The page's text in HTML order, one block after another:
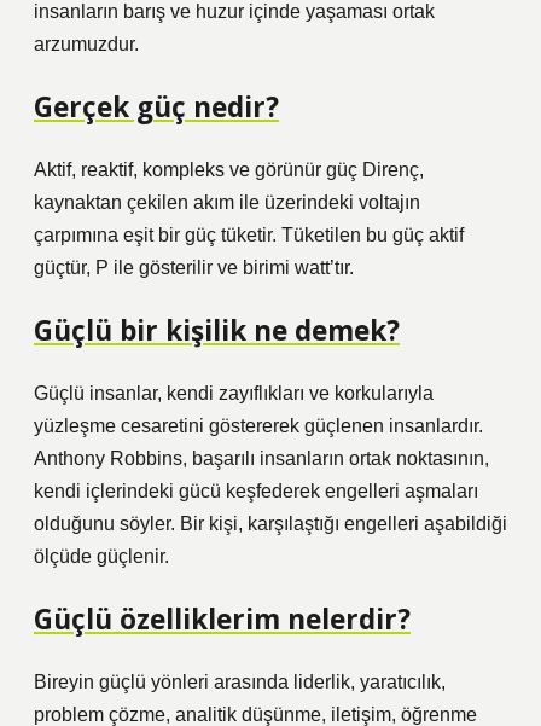
insanların barış ve huzur içinde yaşaması ortak
arzumuzdur.
Gerçek güç nedir?
Aktif, reaktif, kompleks ve görünür güç Direnç,
kaynaktan çekilen akım ile üzerindeki voltajın
çarpımına eşit bir güç tüketir. Tüketilen bu güç aktif
güçtür, P ile gösterilir ve birimi watt’tır.
Güçlü bir kişilik ne demek?
Güçlü insanlar, kendi zayıflıkları ve korkularıyla
yüzleşme cesaretini göstererek güçlenen insanlardır.
Anthony Robbins, başarılı insanların ortak noktasının,
kendi içlerindeki gücü keşfederek engelleri aşmaları
olduğunu söyler. Bir kişi, karşılaştığı engelleri aşabildiği
ölçüde güçlenir.
Güçlü özelliklerim nelerdir?
Bireyin güçlü yönleri arasında liderlik, yaratıcılık,
problem çözme, analitik düşünme, iletişim, öğrenme